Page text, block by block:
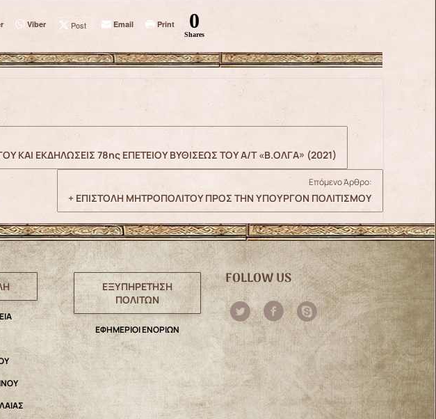
Viber Post Email Print 0
Shares
ΕΚΔΗΛΩΣΕΙΣ 78ης ΕΠΕΤΕΙΟΥ ΒΥΘΙΣΕΩΣ ΤΟΥ Α/Τ «Β.ΟΛΓΑ» (2021)
Επόμενο Άρθρο:
+ ΕΠΙΣΤΟΛΗ ΜΗΤΡΟΠΟΛΙΤΟΥ ΠΡΟΣ ΤΗΝ ΥΠΟΥΡΓΟΝ ΠΟΛΙΤΙΣΜΟΥ
ΕΞΥΠΗΡΕΤΗΣΗ
ΠΟΛΙΤΩΝ
ΕΦΗΜΕΡΙΟΙ ΕΝΟΡΙΩΝ
FOLLOW US